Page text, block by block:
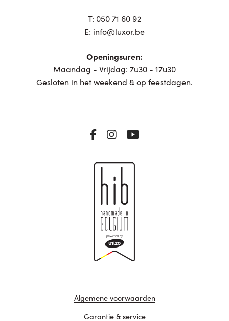
T: 050 71 60 92
E: info@luxor.be
Openingsuren:
Maandag - Vrijdag: 7u30 - 17u30
Gesloten in het weekend & op feestdagen.
Algemene voorwaarden
Garantie & service